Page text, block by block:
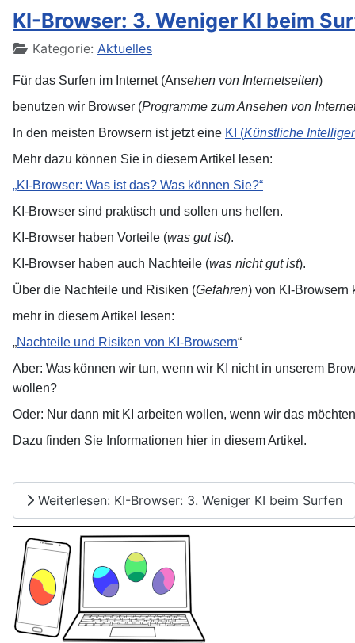
KI-Browser: 3. Weniger KI beim
DetailsKategorie: Aktuelles
Für das Surfen im Internet (Ansehen von Internetseiten)
benutzen wir Browser (Programme zum Ansehen von
In den meisten Browsern ist jetzt eine KI (Künstliche
Mehr dazu können Sie in diesem Artikel lesen:
„KI-Browser: Was ist das? Was können Sie?“
KI-Browser sind praktisch und sollen uns helfen.
KI-Browser haben Vorteile (was gut ist).
KI-Browser haben auch Nachteile (was nicht gut ist).
Über die Nachteile und Risiken (Gefahren) von KI-Browsern
mehr in diesem Artikel lesen:
„Nachteile und Risiken von KI-Browsern“
Aber: Was können wir tun, wenn wir KI nicht in unserem
wollen?
Oder: Nur dann mit KI arbeiten wollen, wenn wir das
Dazu finden Sie Informationen hier in diesem Artikel.
Weiterlesen: KI-Browser: 3. Weniger KI beim Surfen